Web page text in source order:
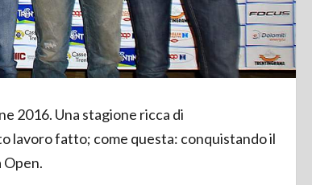
2016. Una stagione ricca di
lavoro fatto; come questa: conquistando il